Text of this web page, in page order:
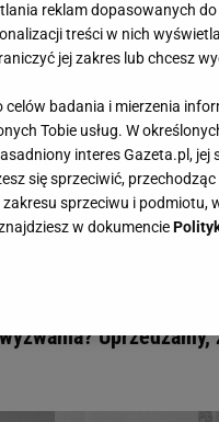
z was zgarnie tu 13/15, a reszta?
o słowa z
reszta?
języka polskiego!
reklam dopasowanych
treści w nich
jej zakres lub chcesz
badania i mierzenia
Tobie usług. W
interes Gazeta.pl, jej
się sprzeciwić,
sprzeciwu i podmiotu,
w dokumencie
i przechowywanie plików
twoimi preferencjami
do „Ustawień